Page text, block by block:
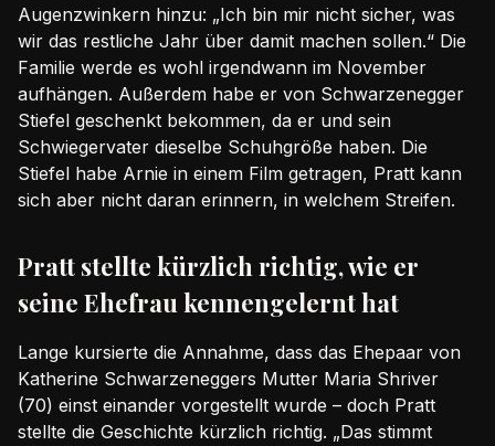
Augenzwinkern hinzu: „Ich bin mir nicht sicher, was
wir das restliche Jahr über damit machen sollen.“ Die
Familie werde es wohl irgendwann im November
aufhängen. Außerdem habe er von Schwarzenegger
Stiefel geschenkt bekommen, da er und sein
Schwiegervater dieselbe Schuhgröße haben. Die
Stiefel habe Arnie in einem Film getragen, Pratt kann
sich aber nicht daran erinnern, in welchem Streifen.
Pratt stellte kürzlich richtig, wie er
seine Ehefrau kennengelernt hat
Lange kursierte die Annahme, dass das Ehepaar von
Katherine Schwarzeneggers Mutter Maria Shriver
(70) einst einander vorgestellt wurde – doch Pratt
stellte die Geschichte kürzlich richtig. „Das stimmt